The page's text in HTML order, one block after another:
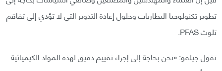
تطوير تكنولوجيا البطاريات وحلول إعادة التدوير التي لا تؤدي إلى تفاقم
تلوث PFAS.
تقول جيلفو: «نحن بحاجة إلى إجراء تقييم دقيق لهذه المواد الكيميائية